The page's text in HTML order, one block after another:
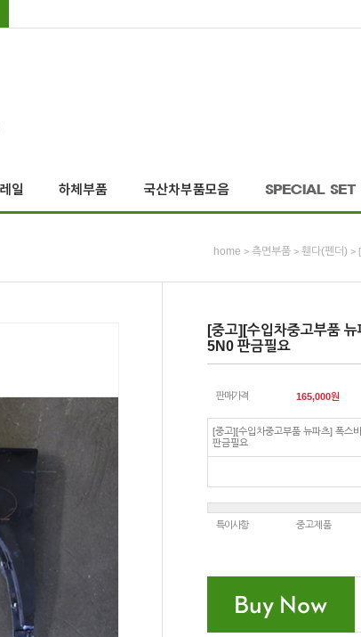
home > 측면부품 > 휀다(펜더) >
[중고][수입차중고부품
5N0 판금필요
판매가격 165,000원
[중고][수입차중고부품 뉴파츠] 폭스
판금필요
특이사항 중고제품